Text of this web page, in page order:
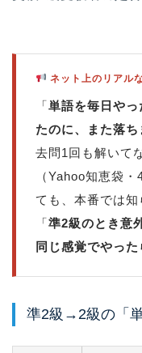
ネット上のリアル
「単語を毎日や
たのに、また落ち
去問1回も解いて
（Yahoo知恵袋
ても、本番では知
「準2級のとき意
同じ感覚でやっ
準2級→2級の「